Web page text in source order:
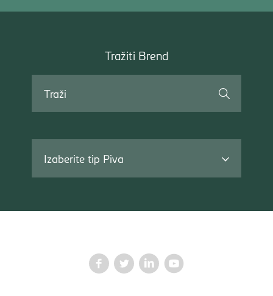
Tražiti Brend
Izaberite tip Piva